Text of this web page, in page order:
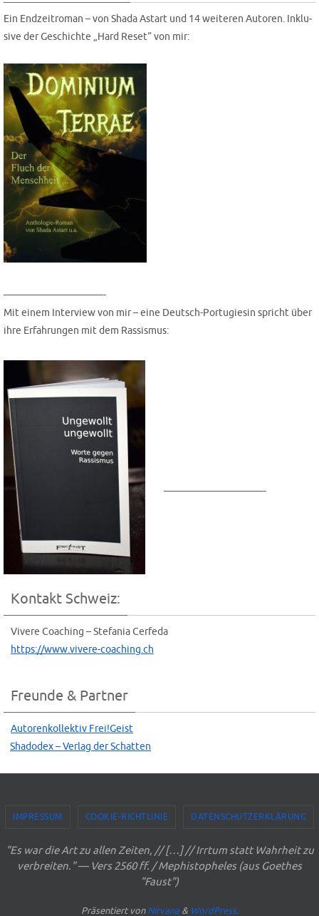
Ein End­zeit­ro­man – von Shada Astart und 14 wei­te­ren Autoren. Inklu­
si­ve der Geschich­te „Hard Reset“ von mir:
——————————-
Mit einem Inter­view von mir – eine Deutsch-Por­tu­gie­sin spricht über
ihre Erfah­run­gen mit dem Rassismus:
——————————-
Kontakt Schweiz:
Vive­re Coa­ching – Ste­fa­nia Cerfeda
https://www.vivere-coaching.ch
Freunde & Partner
Autoren­kol­lek­tiv Frei!Geist
Shado­dex – Ver­lag der Schatten
IMPRESSUM COOKIE-RICHTLINIE DATENSCHUTZERKLÄRUNG
"Es war die Art zu allen Zeiten, // […] // Irrtum statt Wahrheit zu
verbreiten." — Vers 2560 ff. / Mephistopheles (aus Goethes
"Faust")
Präsentiert vonNirvana& WordPress.